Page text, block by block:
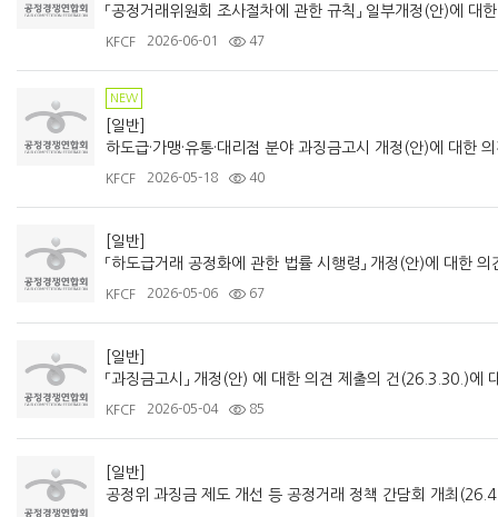
「공정거래위원회 조사절차에 관한 규칙」 일부개정(안)에
KFCF 2026-06-01 47
NEW
[일반]
하도급·가맹·유통·대리점 분야 과징금고시 개정(안)에 대한
KFCF 2026-05-18 40
[일반]
「하도급거래 공정화에 관한 법률 시행령」 개정(안)에 대한
KFCF 2026-05-06 67
[일반]
KFCF 2026-05-04 85
[일반]
공정위 과징금 제도 개선 등 공정거래 정책 간담회 개최